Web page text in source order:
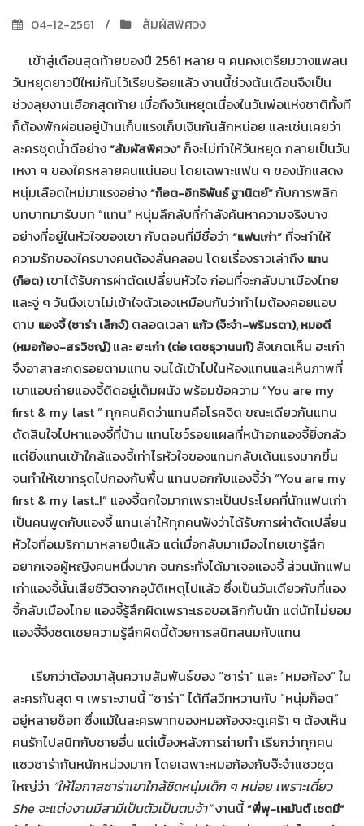
04-12-2561
สัมผัสพิศวง
เข้าสู่เดือนสุดท้ายของปี 2561 หลาย ๆ คนคงเตรียมวางแพลน
วันหยุดยาวปีใหม่กันไว้เรียบร้อยแล้ว งานนี้ช่วงต้นเดือนจึงเป็น
ช่วงลุยงานเฮือกสุดท้าย เมื่อถึงวันหยุดเนื่องในวันพ่อแห่งชาติทั้งที
ก็ต้องพักผ่อนอยู่บ้านเก็บแรงเก็บเงินกันสักหน่อย และเช่นเคยว่า
ละครชุดน้ำดีอย่าง“สัมผัสพิศวง”ก็จะไม่ทำให้วันหยุด กลายเป็นวัน
เหงา ๆ ของใครหลายคนแน่นอน โดยเฉพาะแฟน ๆ ของนักแสดง
หนุ่มเลือดใหม่มาแรงอย่าง“ก็อต-อิทธิพันธ์ ฐานิตย์”กับการพลิก
บทบาทมารับบท “แทน” หนุ่มลึกลับที่กำลังค้นหาความจริงบาง
อย่างที่อยู่ในหัวใจของเขา กับตอนที่มีชื่อว่า “แฟนเก่า” ที่จะทำให้
ความรักของใครบางคนต้องลั่นคลอน โดยเรื่องราวเล่าถึง แทน
(ก็อต)เขาได้รับการผ่าตัดเปลี่ยนหัวใจ ก่อนที่จะกลับมาเมืองไทย
และจู่ ๆ วันนึงเขาไม่เข้าใจตัวเองเหมือนกันว่าทำไมต้องคอยแอบ
ตาม แองจี้ (ซาร่า เล็กจ์)ตลอดเวลา แก้ว (จ๊ะจ๋า-พริมรตา), หมอดี
(หมอก้อง-สรวิชญ์)และ ฮะเก๋า (ต่อ เตชธุวานนท์)สังเกตเห็น ฮะเก๋า
จึงอาสาสะกดรอยตามแทน จนได้เข้าไปในห้องแทนและเห็นภาพที่
เขาแอบถ่ายแองจี้ติดอยู่เต็มผนัง พร้อมข้อความ “You are my
first & my last ” ทุกคนคิดว่าแทนคือโรคจิต ขณะเดียวกันแทน
ตัดสินใจไปหาแองจี้ที่บ้าน แทนโชว์รอยแผลที่หน้าอกแองจี้ยิ่งกลัว
แต่ยิ่งแทนเข้าใกล้แองจี้เท่าไรหัวใจของแทนกลับเต้นแรงมากขึ้น
จนทำให้เขาทรุดไปกองกับพื้น แทนบอกกับแองจี้ว่า “You are my
first & my last..!” แองจี้ตกใจมากเพราะเป็นประโยคที่นัทแฟนเก่า
เป็นคนพูดกับแองจี้ แทนเล่าให้ทุกคนฟังว่าได้รับการผ่าตัดเปลี่ยน
หัวใจที่อเมริกามาหลายปีแล้ว แต่เมื่อกลับมาเมืองไทยเขารู้สึก
อยากเจอผู้หญิงคนหนึ่งมาก จนกระทั่งได้มาเจอแองจี้ ส่วนนัทแฟน
เก่าแองจี้นั้นเสียชีวิตจากอุบัติเหตุไปแล้ว ซึ่งเป็นวันเดียวกับที่แอง
จี้กลับเมืองไทย แองจี้รู้สึกผิดเพราะเธอขอเลิกกับนัท แต่นัทไม่ยอม
แองจี้จึงชดเชยความรู้สึกผิดนี้ด้วยการสนิทสนมกับแทน
เรียกว่าต้องมาลุ้นความสัมพันธ์ของ “ซาร่า” และ “หมอก้อง” ใน
ละครกันสุด ๆ เพราะงานนี้ “ซาร่า” ได้ทีสวีทหวานกับ “หนุ่มก็อต”
อยู่หลายช็อท ซึ่งแม้ในละครพาทของหมอก้องจะดูเศร้า ๆ ต้องเห็น
คนรักไปสนิทกับชายอื่น แต่เบื้องหลังการถ่ายทำ เรียกว่าทุกคน
แซวซาร่ากันหนักหน่วงมาก โดยเฉพาะหมอก้องกับจ๊ะจ๋าแซวชุด
ใหญ่ว่า “ให้โอกาสซาร่าเขาใกล้ชิดหนุ่มเด็ก ๆ หน่อย เพราะเดี๋ยว
Sheจะแต่งงานมีสามีเป็นตัวเป็นตนจ้า”งานนี้“พี่พุ-เหมันต์ เชตมี”